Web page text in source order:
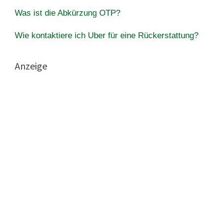
Was ist die Abkürzung OTP?
Wie kontaktiere ich Uber für eine Rückerstattung?
Anzeige